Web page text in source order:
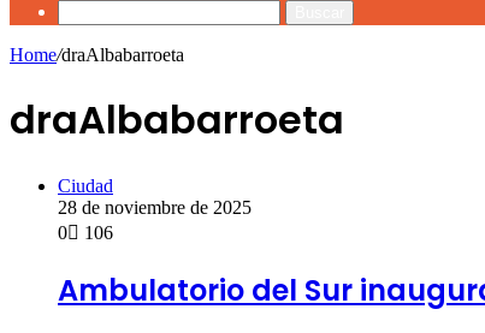
Home/draAlbabarroeta
draAlbabarroeta
Ciudad
28 de noviembre de 2025
0
106
Ambulatorio del Sur